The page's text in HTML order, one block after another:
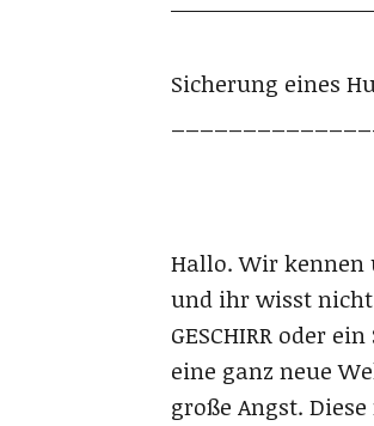
Sicherung eines
Hallo. Wir kennen
und ihr wisst nicht
GESCHIRR oder
eine ganz neue
große Angst.